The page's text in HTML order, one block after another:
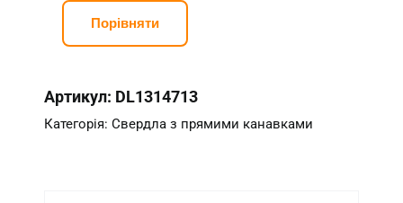
канавками
Rubig
(K)
UA
Порівняти
Артикул: DL1314713
Категорія:Свердла з прямими канавками